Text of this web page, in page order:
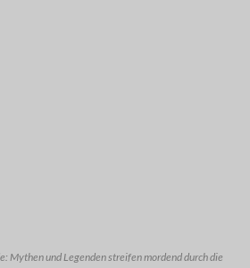
Mythen und Legenden streifen mordend durch die